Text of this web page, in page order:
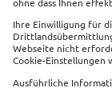
Vertrag
Sie finden uns